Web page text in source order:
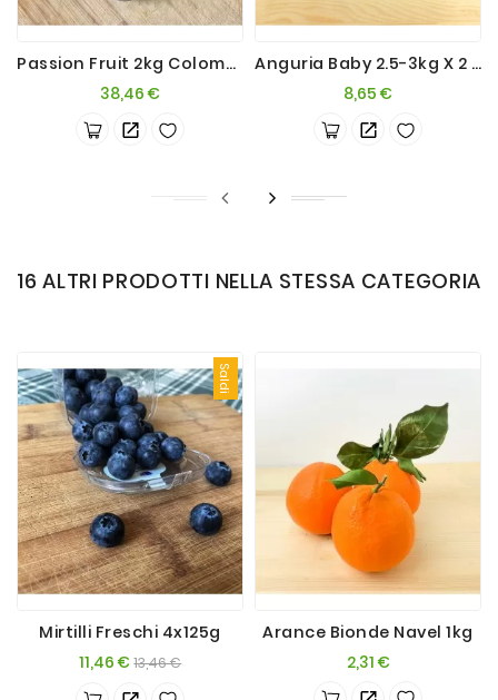
Passion Fruit 2kg Colombia
38,46 €Prezzo
Anguria Baby 2.5-3kg X 2 Pezzi
8,65 €Prezzo
16 ALTRI PRODOTTI NELLA STESSA CATEGORIA
Saldi
Mirtilli Freschi 4x125g
11,46 €Prezzo
13,46 €Prezzo
Arance Bionde Navel 1kg
2,31 €Prezzo